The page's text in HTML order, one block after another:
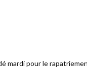
mardi pour le